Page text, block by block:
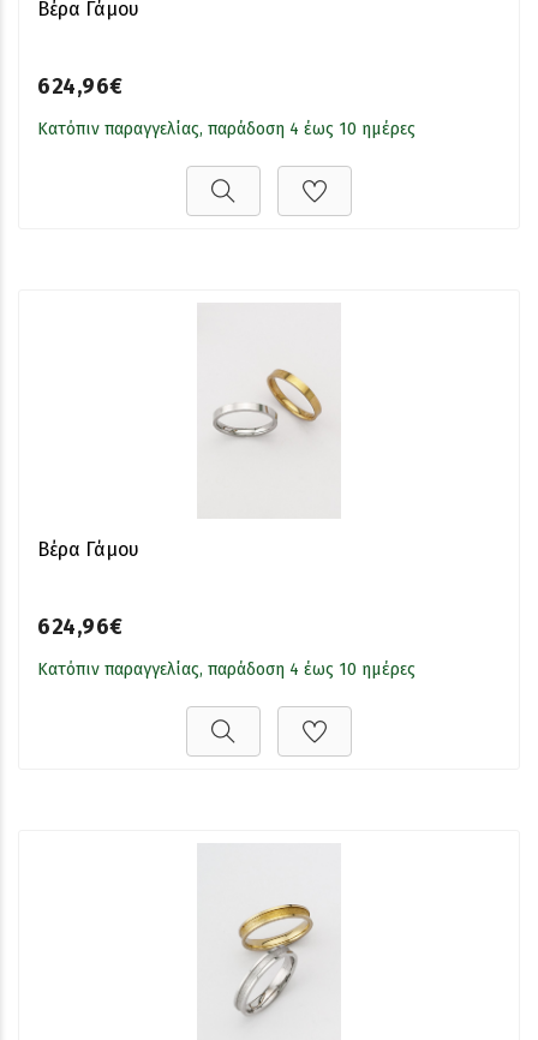
Βέρα Γάμου
624,96€
Κατόπιν παραγγελίας, παράδοση 4 έως 10 ημέρες
Βέρα Γάμου
624,96€
Κατόπιν παραγγελίας, παράδοση 4 έως 10 ημέρες